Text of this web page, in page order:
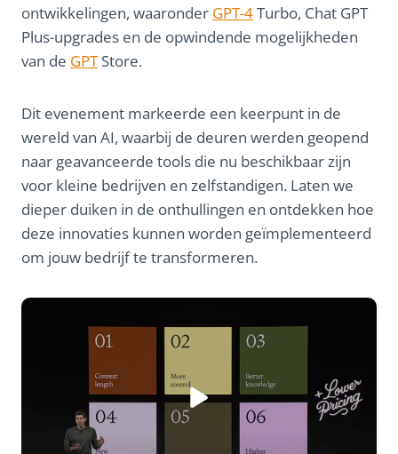
ontwikkelingen, waaronder GPT-4Turbo, Chat GPT
Plus-upgrades en de opwindende mogelijkheden
van de GPTStore.
Dit evenement markeerde een keerpunt in de
wereld van AI, waarbij de deuren werden geopend
naar geavanceerde tools die nu beschikbaar zijn
voor kleine bedrijven en zelfstandigen. Laten we
dieper duiken in de onthullingen en ontdekken hoe
deze innovaties kunnen worden geïmplementeerd
om jouw bedrijf te transformeren.